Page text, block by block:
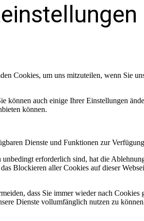
Cookies, um uns mitzuteilen, wenn Sie
können auch einige Ihrer Einstellungen
können.
Dienste und Funktionen zur
erforderlich sind, hat die
Blockieren aller Cookies auf dieser
dass Sie immer wieder nach
Dienste vollumfänglich nutzen zu